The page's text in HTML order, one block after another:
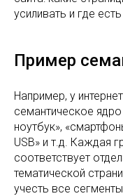
усиливать и где
Пример
Например, у
семантическое
ноутбук»,
USB» и т.д. Каждая
соответствует
тематической
учесть все